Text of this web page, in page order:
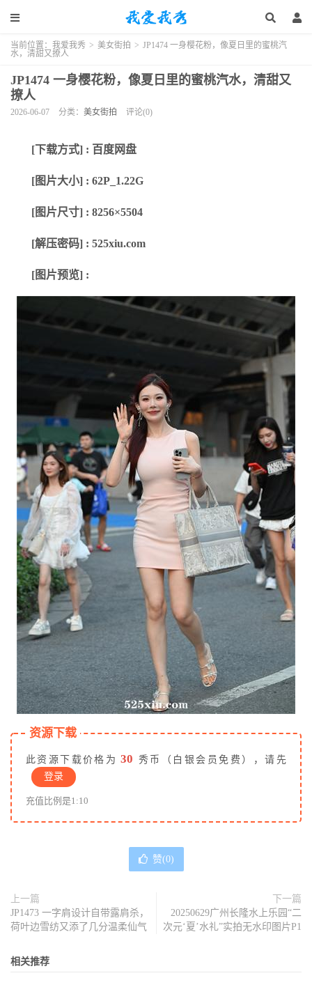
当前位置： 我爱我秀 > 美女街拍 > JP1474 一身樱花粉，像夏日里的蜜桃汽
水，清甜又撩人
JP1474 一身樱花粉，像夏日里的蜜桃汽水，清甜又
撩人
2026-06-07 分类： 美女街拍 评论(0)
[下载方式] : 百度网盘
[图片大小] : 62P_1.22G
[图片尺寸] : 8256×5504
[解压密码] : 525xiu.com
[图片预览] :
资源下载
此资源下载价格为 30 秀币（白银会员免费），请先
登录
充值比例是1:10
赞(0)
上一篇
JP1473 一字肩设计自带露肩杀，
荷叶边雪纺又添了几分温柔仙气
下一篇
20250629广州长隆水上乐园“二
次元‘夏’水礼”实拍无水印图片P1
相关推荐